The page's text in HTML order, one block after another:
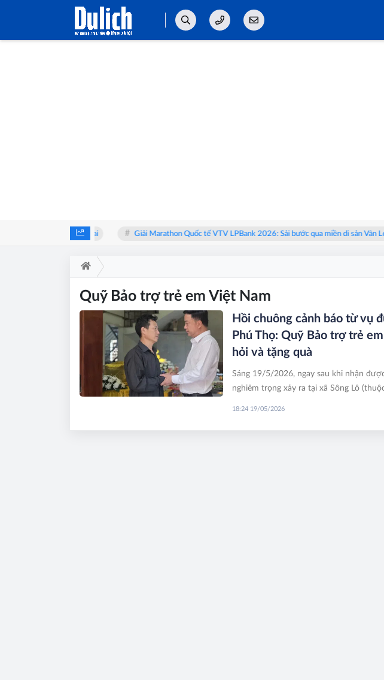
bàn về y học bào thai Giải Marathon Quốc tế VTV LPBank 2026: Sải bước qua miền di sản Vân Long
Quỹ Bảo trợ trẻ em Việt Nam
Hồi chuông cảnh báo từ vụ
Phú Thọ: Quỹ Bảo trợ trẻ
hỏi và tặng quà
Sáng 19/5/2026, ngay sau khi nhận
nghiêm trọng xảy ra tại xã Sông Lô
18:24 19/05/2026